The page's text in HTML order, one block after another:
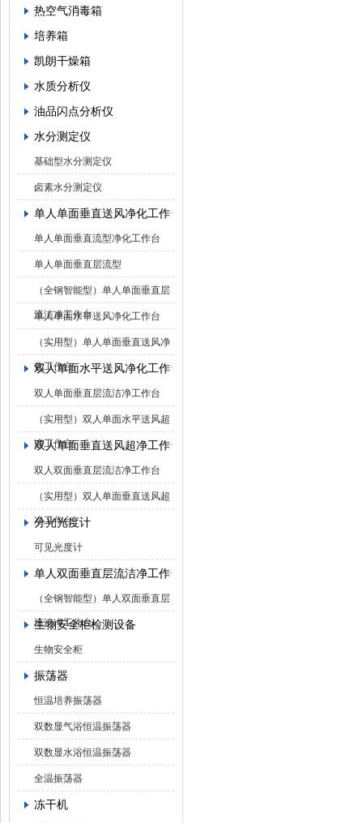
热空气消毒箱
培养箱
凯朗干燥箱
水质分析仪
油品闪点分析仪
水分测定仪
基础型水分测定仪
卤素水分测定仪
单人单面垂直送风净化工作台
单人单面垂直流型净化工作台
单人单面垂直层流型
（全钢智能型）单人单面垂直层
流洁净工作台
单人单面水平送风净化工作台
（实用型）单人单面垂直送风净
化工作台
双人单面水平送风净化工作台
双人单面垂直层流洁净工作台
（实用型）双人单面水平送风超
净工作台
双人单面垂直送风超净工作台
双人双面垂直层流洁净工作台
（实用型）双人单面垂直送风超
净工作台
分光光度计
可见光度计
单人双面垂直层流洁净工作台
（全钢智能型）单人双面垂直层
流洁净工作台
生物安全柜检测设备
生物安全柜
振荡器
恒温培养振荡器
双数显气浴恒温振荡器
双数显水浴恒温振荡器
全温振荡器
冻干机